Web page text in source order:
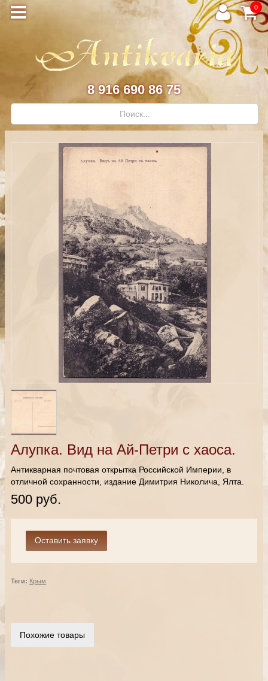
0
8 916 690 86 75
Алупка. Вид на Ай-Петри с хаоса.
Антикварная почтовая открытка Российской Империи, в
отличной сохранности, издание Димитрия Николича, Ялта.
500 руб.
Теги: Крым
Похожие товары